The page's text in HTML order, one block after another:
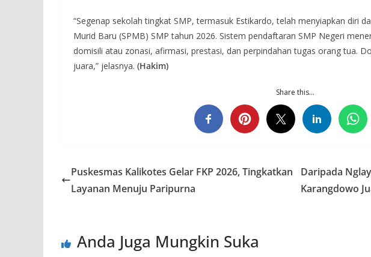
“Segenap sekolah tingkat SMP, termasuk Estikardo, telah menyiapkan diri
Murid Baru (SPMB) SMP tahun 2026. Sistem pendaftaran SMP Negeri
domisili atau zonasi, afirmasi, prestasi, dan perpindahan tugas orang tua.
juara,” jelasnya. (Hakim)
Share this…
Puskesmas Kalikotes Gelar FKP 2026, Tingkatkan
Layanan Menuju Paripurna
Daripada
Karangdowo
Anda Juga Mungkin Suka